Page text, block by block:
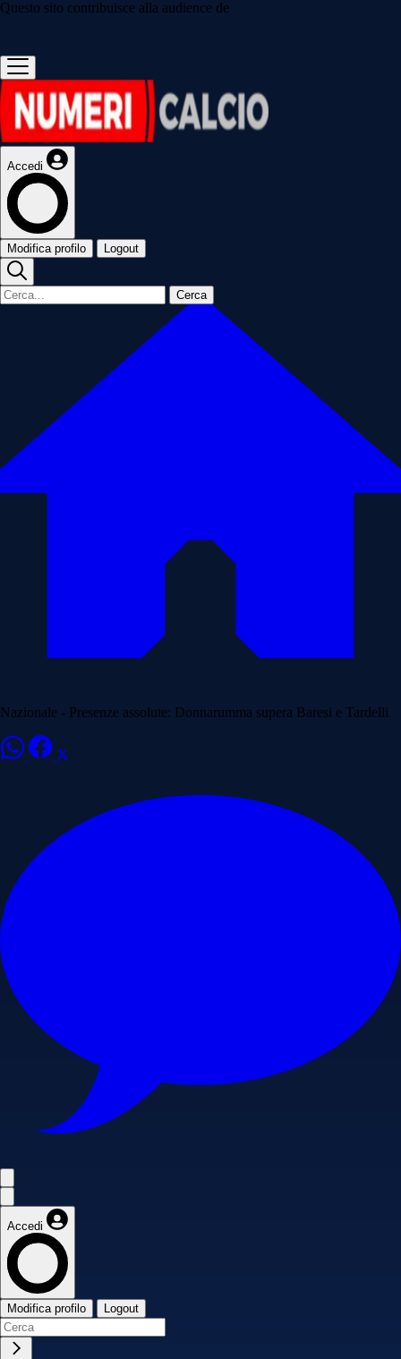
Questo sito contribuisce alla audience de
Accedi
Modifica profilo Logout
Cerca
Nazionale - Presenze assolute: Donnarumma supera Baresi e Tardelli
Accedi
Modifica profilo Logout